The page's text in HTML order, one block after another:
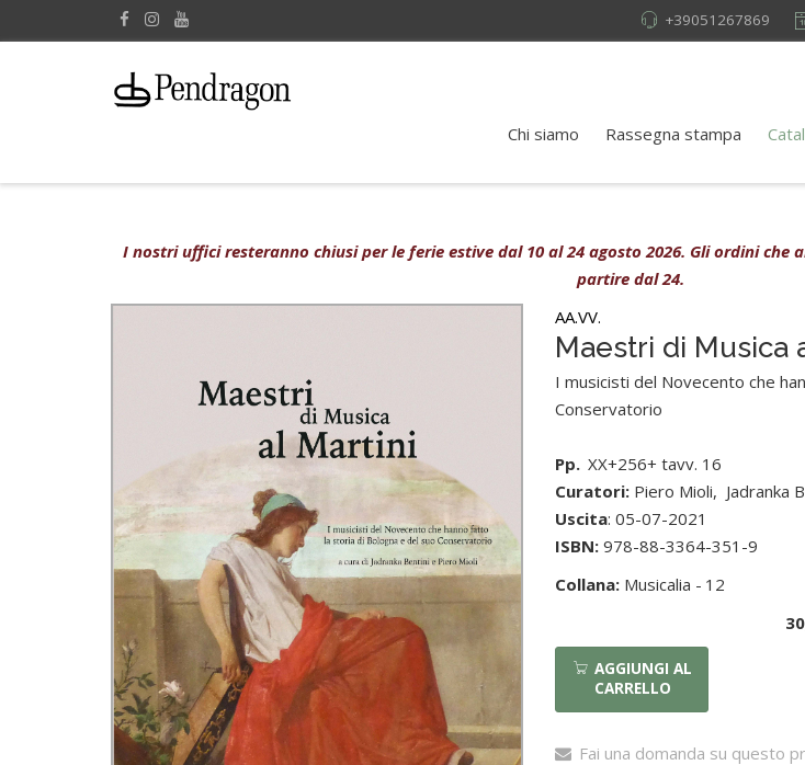
+39051267869
Chi siamo Rassegna stampa
I nostri uffici resteranno chiusi per le ferie estive dal 10 al 24 agosto 2026. Gli ordini che
partire dal 24.
AA.VV.
Maestri di Musica
I musicisti del Novecento che
Conservatorio
Pp. XX+256+ tavv. 16
Curatori: Piero Mioli, Jadranka
Uscita: 05-07-2021
ISBN: 978-88-3364-351-9
Collana: Musicalia - 12
AGGIUNGI AL
CARRELLO
Fai una domanda su questo